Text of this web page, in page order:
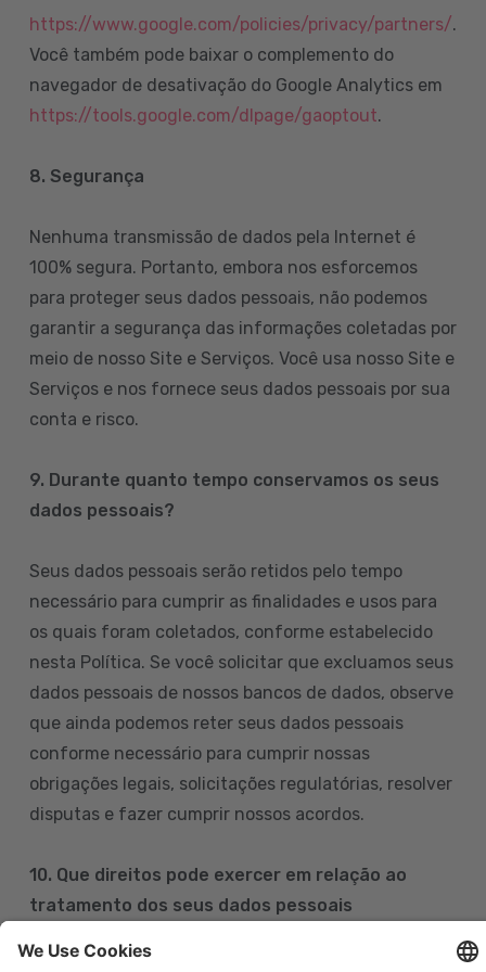
https://www.google.com/policies/privacy/partners/.
Você também pode baixar o complemento do
navegador de desativação do Google Analytics em
https://tools.google.com/dlpage/gaoptout.
8. Segurança
Nenhuma transmissão de dados pela Internet é
100% segura. Portanto, embora nos esforcemos
para proteger seus dados pessoais, não podemos
garantir a segurança das informações coletadas por
meio de nosso Site e Serviços. Você usa nosso Site e
Serviços e nos fornece seus dados pessoais por sua
conta e risco.
9. Durante quanto tempo conservamos os seus
dados pessoais?
Seus dados pessoais serão retidos pelo tempo
necessário para cumprir as finalidades e usos para
os quais foram coletados, conforme estabelecido
nesta Política. Se você solicitar que excluamos seus
dados pessoais de nossos bancos de dados, observe
que ainda podemos reter seus dados pessoais
conforme necessário para cumprir nossas
obrigações legais, solicitações regulatórias, resolver
disputas e fazer cumprir nossos acordos.
10. Que direitos pode exercer em relação ao
tratamento dos seus dados pessoais